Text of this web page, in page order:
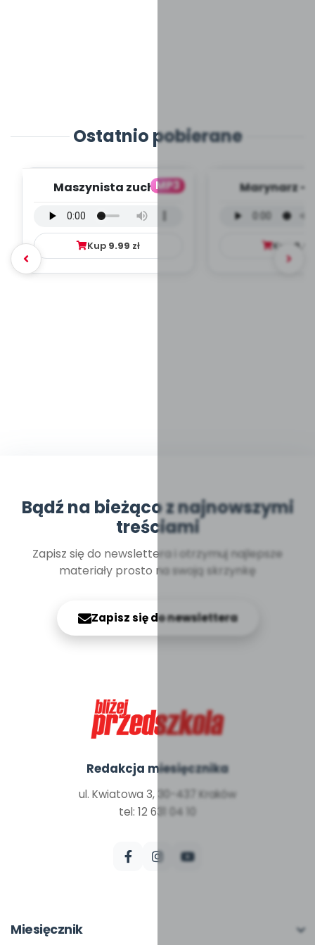
Ostatnio pobierane
MP3
Maszynista zuch -
mp3)
Kup 9.99 zł
Marynarz -
Kup 9.99
Bądź na bieżąco z najnowszymi
treściami
Zapisz się do newslettera i otrzymuj najlepsze
materiały prosto na swoją skrzynkę
Zapisz się do newslettera
Redakcja miesięcznika
ul. Kwiatowa 3, 30-437 Kraków
tel: 12 631 04 10
Miesięcznik